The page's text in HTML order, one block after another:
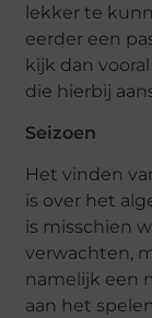
lekker te
eerder een
kijk dan
die hierbij
Seizoen
Het vinden
is over het
is misschien
verwachten,
namelijk een
aan het